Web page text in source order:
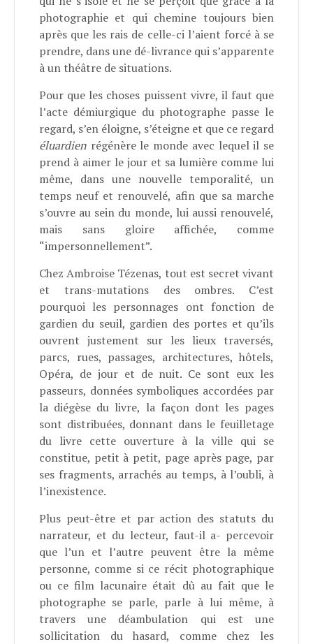
photographie et qui chemine toujours bien
après que les rais de celle-ci l’aient forcé à se
prendre, dans une dé-livrance qui s’apparente
à un théâtre de situations.
Pour que les choses puissent vivre, il faut que
l’acte démiurgique du photographe passe le
regard, s’en éloigne, s’éteigne et que ce regard
éluardien régénère le monde avec lequel il se
prend à aimer le jour et sa lumière comme lui
même, dans une nouvelle temporalité, un
temps neuf et renouvelé, afin que sa marche
s’ouvre au sein du monde, lui aussi renouvelé,
mais sans gloire affichée, comme
“impersonnellement”.
Chez Ambroise Tézenas, tout est secret vivant
et trans-mutations des ombres. C’est
pourquoi les personnages ont fonction de
gardien du seuil, gardien des portes et qu’ils
ouvrent justement sur les lieux traversés,
parcs, rues, passages, architectures, hôtels,
Opéra, de jour et de nuit. Ce sont eux les
passeurs, données symboliques accordées par
la diégèse du livre, la façon dont les pages
sont distribuées, donnant dans le feuilletage
du livre cette ouverture à la ville qui se
constitue, petit à petit, page après page, par
ses fragments, arrachés au temps, à l’oubli, à
l’inexistence.
Plus peut-être et par action des statuts du
narrateur, et du lecteur, faut-il a- percevoir
que l’un et l’autre peuvent être la même
personne, comme si ce récit photographique
ou ce film lacunaire était dû au fait que le
photographe se parle, parle à lui même, à
travers une déambulation qui est une
sollicitation du hasard, comme chez les